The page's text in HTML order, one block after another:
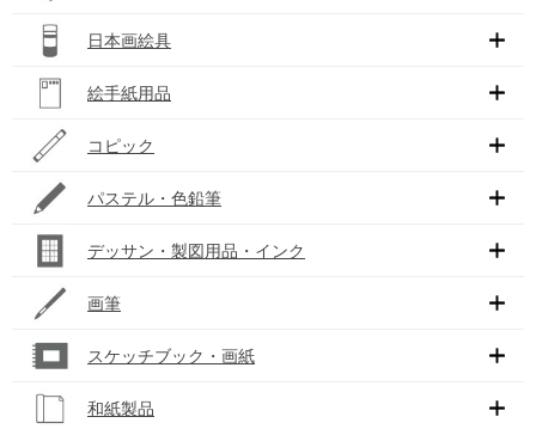
日本画絵具
絵手紙用品
コピック
パステル・色鉛筆
デッサン・製図用品・インク
画筆
スケッチブック・画紙
和紙製品